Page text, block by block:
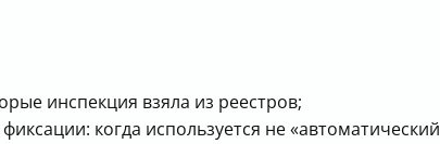
инспекция взяла из реестров;
когда используется не «автоматический